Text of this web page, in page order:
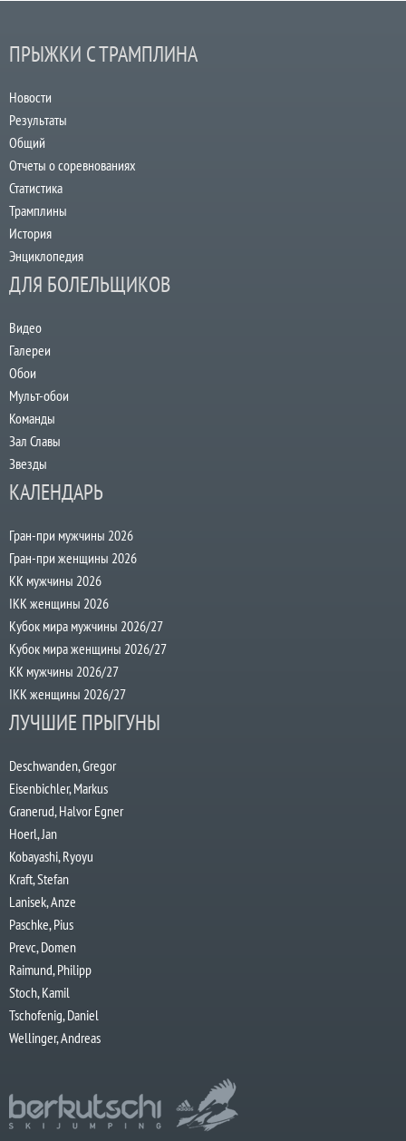
ПРЫЖКИ С ТРАМПЛИНА
Новости
Результаты
Общий
Отчеты о соревнованиях
Статистика
Трамплины
История
Энциклопедия
ДЛЯ БОЛЕЛЬЩИКОВ
Видео
Галереи
Обои
Мульт-обои
Команды
Зал Славы
Звезды
КАЛЕНДАРЬ
Гран-при мужчины 2026
Гран-при женщины 2026
КК мужчины 2026
IKK женщины 2026
Кубок мира мужчины 2026/27
Кубок мира женщины 2026/27
КК мужчины 2026/27
IKK женщины 2026/27
ЛУЧШИЕ ПРЫГУНЫ
Deschwanden, Gregor
Eisenbichler, Markus
Granerud, Halvor Egner
Hoerl, Jan
Kobayashi, Ryoyu
Kraft, Stefan
Lanisek, Anze
Paschke, Pius
Prevc, Domen
Raimund, Philipp
Stoch, Kamil
Tschofenig, Daniel
Wellinger, Andreas